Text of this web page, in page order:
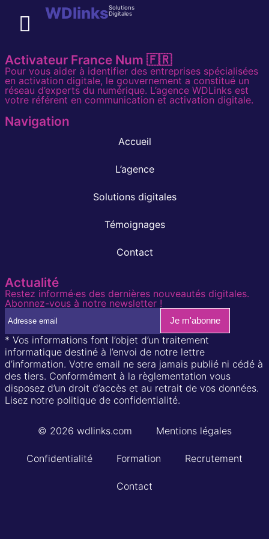
WDlinksSolutions
Digitales
Activateur France Num 🇫🇷
Pour vous aider à identifier des entreprises spécialisées
en activation digitale, le gouvernement a constitué un
réseau d’experts du numérique. L’agence WDLinks est
votre référent en communication et activation digitale.
Navigation
Accueil
L’agence
Solutions digitales
Témoignages
Contact
Actualité
Restez informé·es des dernières nouveautés digitales.
Abonnez-vous à notre newsletter !
* Vos informations font l’objet d’un traitement
informatique destiné à l’envoi de notre lettre
d’information. Votre email ne sera jamais publié ni cédé à
des tiers. Conformément à la règlementation vous
disposez d’un droit d’accès et au retrait de vos données.
Lisez notre politique de confidentialité.
© 2026 wdlinks.com Mentions légales
Confidentialité Formation Recrutement
Contact